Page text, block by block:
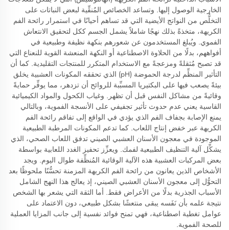
الخارجية الوصول إليها. وتساعد الخصائص المُنقِّية لبعض النباتات على
التخلُّص من النواتج الأيضية التي قد تساهم أحيانًا في استمرار رائحة الفم
الكريهة، متخذةً بذلك نهجًا شاملاً يشمل الجسم ككل لتحقيق الانتعاش
الفموي. ويُبلغ المستخدمون عن شعورهم بنكهة نظيفة وطبيعية في
أفواههم، بدلًا من الحلاوة الاصطناعية أو النكهة المنعشة القوية للنعناع التي
قد تصبح مُثقلةً ومزعجةً مع الاستخدام المتكرر للمنتجات التقليدية. كما أن
التأثير المنظِّم لدرجة الحموضة (pH) الذي تحققه المكونات العشبية يخلق
بيئةً يصعب فيها على البكتيريا المسبِّبة للروائح أن تزدهر، مما يوفِّر حمايةً
وقائيةً من مشاكل النفس قبل أن تظهر. وغياب الكحول والمواد الكيميائية
القاسية يعني عدم حدوث تأثير تجفيفي على الأنسجة الفموية، وبالتالي
يمنع الإصابة بجفاف الفم الذي يؤدي في الواقع إلى تفاقم رائحة الفم
الكريهة عبر خفض إنتاج اللعاب. كما تدعم المكونات المرطبة الطبيعية
الموجودة في معجون الأسنان العشبي الصيني تدفق اللعاب الصحي، الذي
يشكِّل آلية التنظيف الطبيعية لفمك. ويعزِّز تحفيز الغدد اللعابية بواسطة
بعض المركبات العشبية هذه الآلية الوقائية المُنظِّفة طوال اليوم. ويجد
الأشخاص الذين يعانون من رائحة الفم الكريهة المزمنة تحسُّنًا ملحوظًا بعد
التحوُّل إلى معجون الأسنان العشبي الصيني، إذ يعالج هذا النهج الشامل
الأسباب الجذرية بدلًا من الأعراض فقط. أما الثقة التي يشعر بها الشخص
نتيجة علمه بأن نَفَسه يبقى منتعشًا بشكل طبيعي، دون الاعتماد على
عوامل تغطية اصطناعية، فهي تمنح فوائد نفسية إلى جانب المزايا العملية
للصحة الفموية.